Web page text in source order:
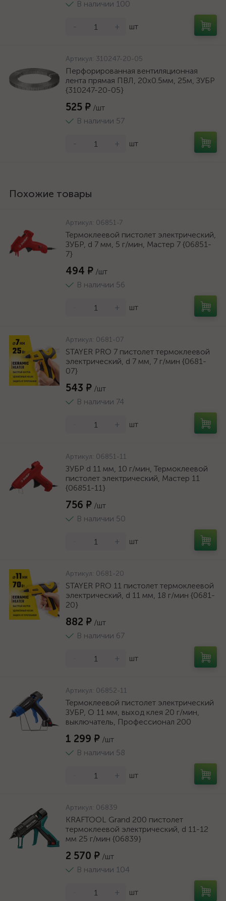
В наличии 100
- + шт
Артикул: 310247-20-05
Перфорированная вентиляционная
лента прямая ПВЛ, 20х0.5мм, 25м, ЗУБР
{310247-20-05}
525 ₽ /шт
В наличии 57
- + шт
Похожие товары
Артикул: 06851-7
Термоклеевой пистолет электрический,
ЗУБР, d 7 мм, 5 г/мин, Мастер 7 {06851-
7}
494 ₽ /шт
В наличии 56
+ шт
Артикул: 0681-07
STAYER PRO 7 пистолет термоклеевой
электрический, d 7 мм, 7 г/мин {0681-
07}
543 ₽ /шт
В наличии 74
+ шт
Артикул: 06851-11
ЗУБР d 11 мм, 10 г/мин, Термоклеевой
пистолет электрический, Мастер 11
{06851-11}
756 ₽ /шт
В наличии 50
+ шт
Артикул: 0681-20
STAYER PRO 11 пистолет термоклеевой
электрический, d 11 мм, 18 г/мин {0681-
20}
882 ₽ /шт
В наличии 67
+ шт
Артикул: 06852-11
Термоклеевой пистолет электрический
ЗУБР, O 11 мм, выход клея 20 г/мин,
выключатель, Профессионал 200
1 299 ₽ /шт
В наличии 58
+ шт
Артикул: 06839
KRAFTOOL Grand 200 пистолет
термоклеевой электрический, d 11-12
мм 25 г/мин {06839}
2 570 ₽ /шт
В наличии 104
+ шт